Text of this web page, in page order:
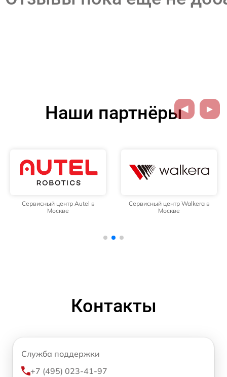
Наши партнёры
Сервисный центр Autel в
Москве
Сервисный центр Walkera в
Москве
Контакты
Служба поддержки
+7 (495) 023-41-97